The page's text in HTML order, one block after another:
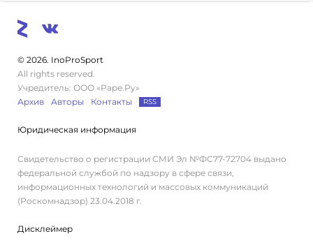
© 2026. InoProSport
All rights reserved.
Учредитель: ООО «Раре.Ру»
Архив
Авторы Контакты RSS
Юридическая информация
Свидетельство о регистрации СМИ Эл №ФС77-72704 выдано
федеральной службой по надзору в сфере связи,
информационных технологий и массовых коммуникаций
(Роскомнадзор) 23.04.2018 г.
Дисклеймер